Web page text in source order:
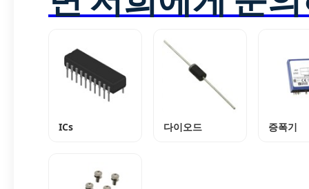
ICs 다이오드 증폭기